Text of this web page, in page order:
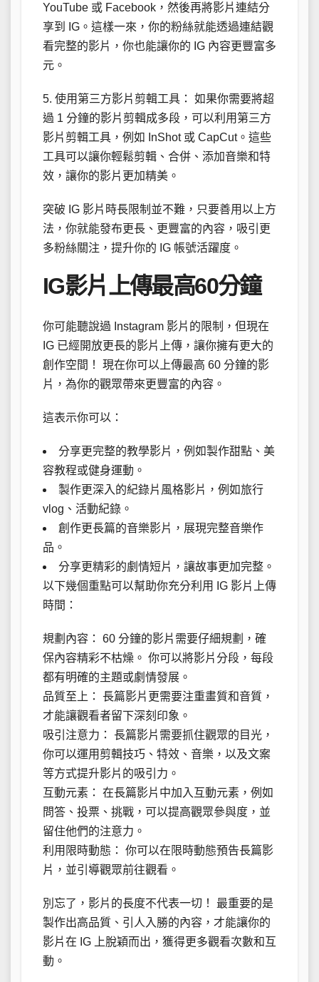
YouTube 或 Facebook，然後再將影片連結分
享到 IG。這樣一來，你的粉絲就能透過連結觀
看完整的影片，你也能讓你的 IG 內容更豐富多
元。
5. 使用第三方影片剪輯工具： 如果你需要將超
過 1 分鐘的影片剪輯成多段，可以利用第三方
影片剪輯工具，例如 InShot 或 CapCut。這些
工具可以讓你輕鬆剪輯、合併、添加音樂和特
效，讓你的影片更加精美。
突破 IG 影片時長限制並不難，只要善用以上方
法，你就能發布更長、更豐富的內容，吸引更
多粉絲關注，提升你的 IG 帳號活躍度。
IG影片上傳最高60分鐘
你可能聽說過 Instagram 影片的限制，但現在
IG 已經開放更長的影片上傳，讓你擁有更大的
創作空間！ 現在你可以上傳最高 60 分鐘的影
片，為你的觀眾帶來更豐富的內容。
這表示你可以：
分享更完整的教學影片，例如製作甜點、美
容教程或健身運動。
製作更深入的紀錄片風格影片，例如旅行
vlog、活動紀錄。
創作更長篇的音樂影片，展現完整音樂作
品。
分享更精彩的劇情短片，讓故事更加完整。
以下幾個重點可以幫助你充分利用 IG 影片上傳
時間：
規劃內容： 60 分鐘的影片需要仔細規劃，確
保內容精彩不枯燥。 你可以將影片分段，每段
都有明確的主題或劇情發展。
品質至上： 長篇影片更需要注重畫質和音質，
才能讓觀看者留下深刻印象。
吸引注意力： 長篇影片需要抓住觀眾的目光，
你可以運用剪輯技巧、特效、音樂，以及文案
等方式提升影片的吸引力。
互動元素： 在長篇影片中加入互動元素，例如
問答、投票、挑戰，可以提高觀眾參與度，並
留住他們的注意力。
利用限時動態： 你可以在限時動態預告長篇影
片，並引導觀眾前往觀看。
別忘了，影片的長度不代表一切！ 最重要的是
製作出高品質、引人入勝的內容，才能讓你的
影片在 IG 上脫穎而出，獲得更多觀看次數和互
動。